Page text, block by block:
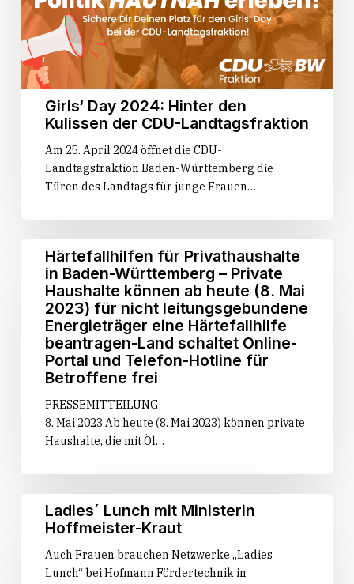
Girls‘ Day 2024: Hinter den
Kulissen der CDU-Landtagsfraktion
Am 25. April 2024 öffnet die CDU-
Landtagsfraktion Baden-Württemberg die
Türen des Landtags für junge Frauen…
Härtefallhilfen
Privathaushalte
Baden-
Württemberg
Private
können
heute
2023)
nicht
leitungsgebundene
Energieträger
Härtefallhilfen für Privathaushalte
in Baden-Württemberg – Private
Haushalte können ab heute (8. Mai
2023) für nicht leitungsgebundene
Energieträger eine Härtefallhilfe
beantra­gen-Land schaltet Online-
Portal und Telefon-Hotline für
Betroffene frei
PRESSEMITTEILUNG
8. Mai 2023 Ab heute (8. Mai 2023) können private
Haushalte, die mit Öl…
Ladies
Lunch
Ministerin
Ladies´ Lunch mit Ministerin
Hoffmeister-Kraut
Auch Frauen brauchen Netzwerke „Ladies
Lunch“ bei Hofmann Fördertechnik in